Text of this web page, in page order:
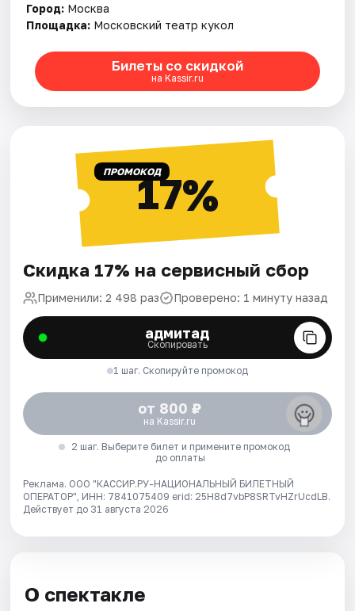
Город: Москва
Площадка: Московский театр кукол
Билеты со скидкой
на Kassir.ru
ПРОМОКОД17%
Скидка 17% на сервисный сбор
Применили: 2 498 раз Проверено: 1 минуту назад
адмитад
Скопировать
1 шаг. Скопируйте промокод
от 800 ₽
на Kassir.ru
2 шаг. Выберите билет и примените промокод
до оплаты
Реклама. ООО "КАССИР.РУ-НАЦИОНАЛЬНЫЙ БИЛЕТНЫЙ
ОПЕРАТОР", ИНН: 7841075409 erid: 25H8d7vbP8SRTvHZrUcdLB.
Действует до 31 августа 2026
О спектакле